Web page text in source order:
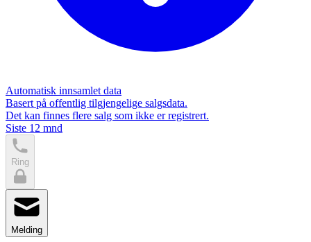
Automatisk innsamlet data
Basert på offentlig tilgjengelige salgsdata.
Det kan finnes flere salg som ikke er registrert.
Siste 12 mnd
Ring
Melding